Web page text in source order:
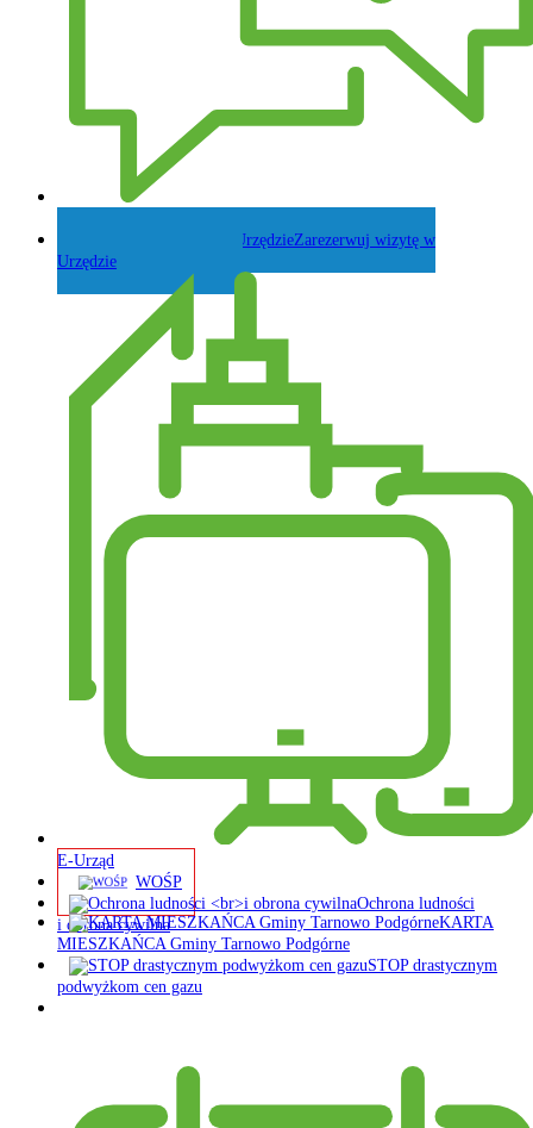
Zarezerwuj wizytę w
Urzędzie
E-Urząd
WOŚP
Ochrona ludności
i obrona cywilna
KARTA
MIESZKAŃCA Gminy Tarnowo Podgórne
STOP drastycznym
podwyżkom cen gazu